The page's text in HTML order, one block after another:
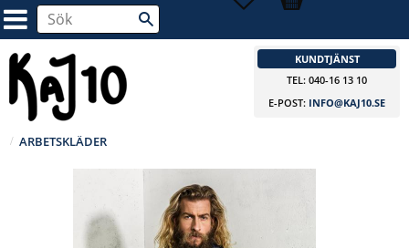
KUNDTJÄNST
TEL: 040-16 13 10
E-POST: INFO@KAJ10.SE
ARBETSKLÄDER